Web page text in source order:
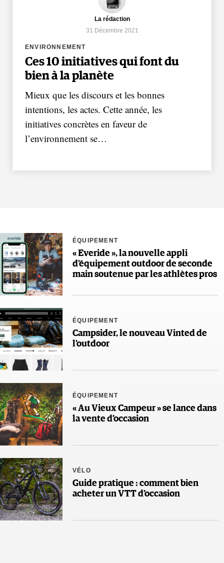
La rédaction
31 Décembre 2021
ENVIRONNEMENT
Ces 10 initiatives qui font du
bien à la planète
Mieux que les discours et les bonnes
intentions, les actes. Cette année, les
initiatives concrètes en faveur de
l’environnement se…
ÉQUIPEMENT
« Everide », la nouvelle appli
d’équipement outdoor de seconde
main soutenue par les athlètes pros
ÉQUIPEMENT
Campsider, le nouveau Vinted de
l’outdoor
ÉQUIPEMENT
« Au Vieux Campeur » se lance dans
la vente d’occasion
VÉLO
Guide pratique : comment bien
acheter un VTT d’occasion